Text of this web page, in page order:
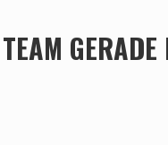
GERADE